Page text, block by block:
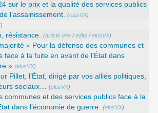
sur le prix et la qualité des services publics
l’assainissement. (elusVX)
)
résistance. (article une /edito /elusVX)
« Pour la défense des communes et
face à la fuite en avant de l’État dans
» (elusVX)
Pillet, l’État, dirigé par vos alliés politiques,
sociaux… (elusVX)
communes et des services publics face à la
dans l’économie de guerre. (elusVX)